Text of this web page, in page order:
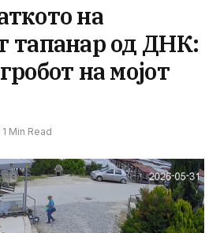
на
тапанар од ДНК:
на мојот
1 Min Read